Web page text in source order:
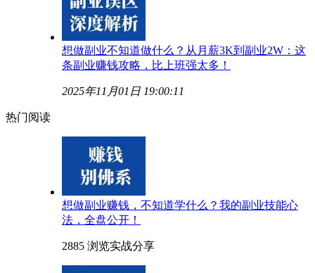
想做副业不知道做什么？从月薪3K到副业2W：这
条副业赚钱攻略，比上班强太多！
2025年11月01日 19:00:11
热门阅读
想做副业赚钱，不知道学什么？我的副业技能心
法，全盘公开！
2885 浏览实战分享